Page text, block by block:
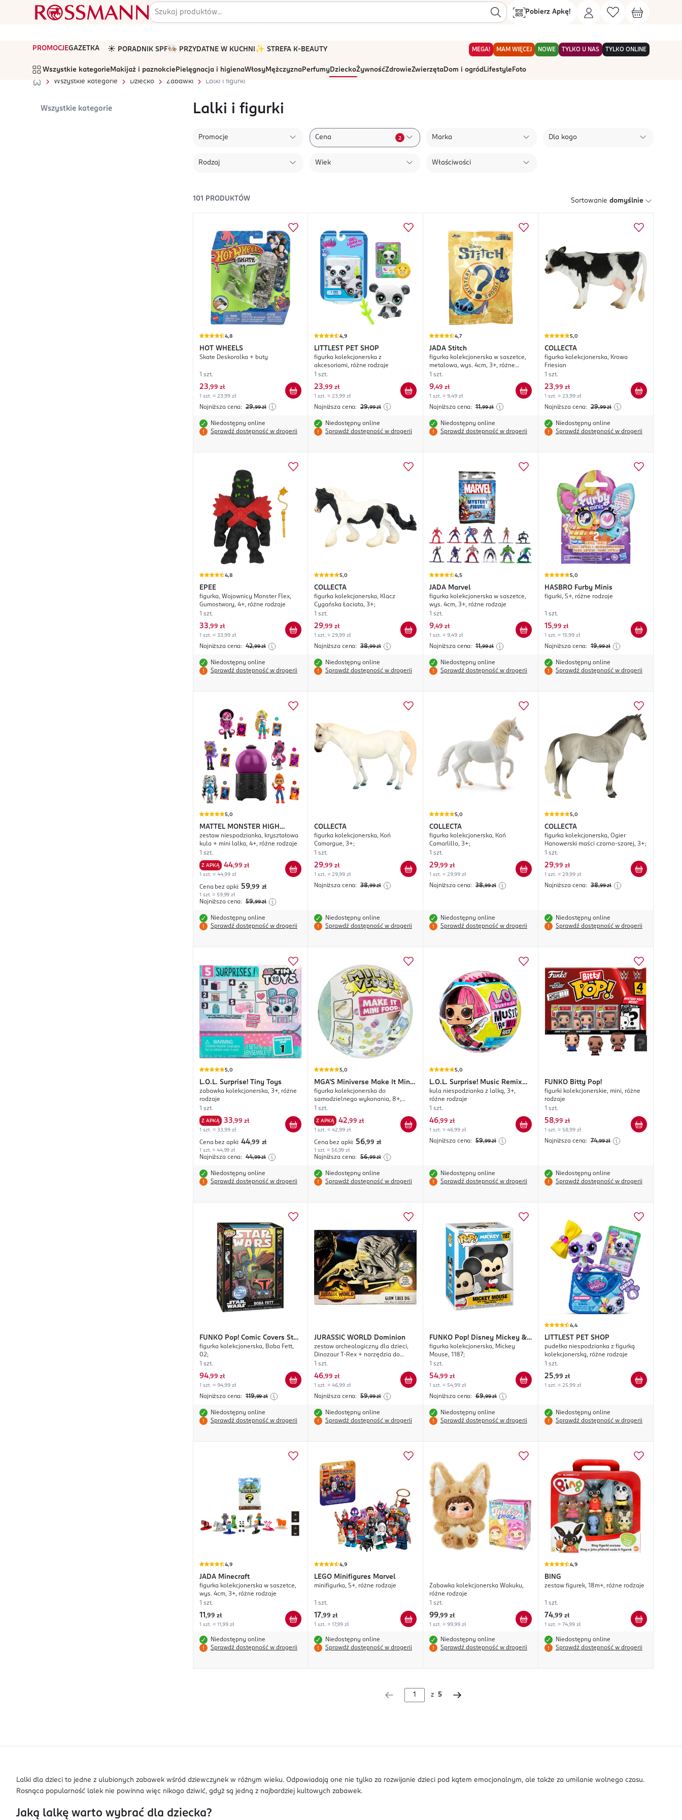
Pobierz Apkę!
PROMOCJEGAZETKA ☀️ PORADNIK SPF🧑🏻‍🍳 PRZYDATNE W KUCHNI ✨ STREFA K-BEAUTY MEGA! MAM WIĘCEJ NOWE TYLKO U NAS TYLKO ONLINE
Wszystkie kategorie Makijaż i paznokcie Pielęgnacja i higienaWłosyMężczyznaPerfumyDzieckoŻywnośćZdrowieZwierzętaDom i ogród Lifestyle Foto
Wszystkie kategorie
Dziecko Zabawki Lalki i figurki
Wszystkie kategorie Lalki i figurki
Promocje Cena 2 Marka Dla kogo
Rodzaj Wiek Właściwości
101 PRODUKTÓW Sortowanie domyślnie
4,8
HOT WHEELS
Skate Deskorolka + buty
1 szt.
23,99 zł
1 szt. = 23,99 zł
Najniższa cena: 29,99 zł
Niedostępny online
Sprawdź dostępność w drogerii
4,9
LITTLEST PET SHOP
figurka kolekcjonerska z
akcesoriami, różne rodzaje
1 szt.
23,99 zł
1 szt. = 23,99 zł
Najniższa cena: 29,99 zł
Niedostępny online
Sprawdź dostępność w drogerii
4,7
JADA Stitch
figurka kolekcjonerska w saszetce,
metalowa, wys. 4cm, 3+, różne
rodzaje
1 szt.
9,49 zł
1 szt. = 9,49 zł
Najniższa cena: 11,99 zł
Niedostępny online
Sprawdź dostępność w drogerii
5,0
COLLECTA
figurka kolekcjonerska, Krowa
Friesian
1 szt.
23,99 zł
1 szt. = 23,99 zł
Najniższa cena: 29,99 zł
Niedostępny online
Sprawdź dostępność w drogerii
4,8
EPEE
figurka, Wojownicy Monster Flex,
Gumostwory, 4+, różne rodzaje
1 szt.
33,99 zł
1 szt. = 33,99 zł
Najniższa cena: 42,99 zł
Niedostępny online
Sprawdź dostępność w drogerii
5,0
COLLECTA
figurka kolekcjonerska, Klacz
Cygańska Łaciata, 3+;
1 szt.
29,99 zł
1 szt. = 29,99 zł
Najniższa cena: 38,99 zł
Niedostępny online
Sprawdź dostępność w drogerii
4,5
JADA Marvel
figurka kolekcjonerska w saszetce,
wys. 4cm, 3+, różne rodzaje
1 szt.
9,49 zł
1 szt. = 9,49 zł
Najniższa cena: 11,99 zł
Niedostępny online
Sprawdź dostępność w drogerii
5,0
HASBRO Furby Minis
figurki, 5+, różne rodzaje
1 szt.
15,99 zł
1 szt. = 15,99 zł
Najniższa cena: 19,99 zł
Niedostępny online
Sprawdź dostępność w drogerii
5,0
MATTEL MONSTER HIGH
Potions
zestaw niespodzianka, kryształowa
kula + mini lalka, 4+, różne rodzaje
1 szt.
Z APKĄ 44,99 zł
1 szt. = 44,99 zł
Cena bez apki: 59,99 zł
1 szt. = 59,99 zł
Najniższa cena: 59,99 zł
Niedostępny online
Sprawdź dostępność w drogerii
COLLECTA
figurka kolekcjonerska, Koń
Camargue, 3+;
1 szt.
29,99 zł
1 szt. = 29,99 zł
Najniższa cena: 38,99 zł
Niedostępny online
Sprawdź dostępność w drogerii
5,0
COLLECTA
figurka kolekcjonerska, Koń
Camarlillo, 3+;
1 szt.
29,99 zł
1 szt. = 29,99 zł
Najniższa cena: 38,99 zł
Niedostępny online
Sprawdź dostępność w drogerii
5,0
COLLECTA
figurka kolekcjonerska, Ogier
Hanowerski maści czarno-szarej, 3+;
1 szt.
29,99 zł
1 szt. = 29,99 zł
Najniższa cena: 38,99 zł
Niedostępny online
Sprawdź dostępność w drogerii
5,0
L.O.L. Surprise! Tiny Toys
zabawka kolekcjonerska, 3+, różne
rodzaje
1 szt.
Z APKĄ 33,99 zł
1 szt. = 33,99 zł
Cena bez apki: 44,99 zł
1 szt. = 44,99 zł
Najniższa cena: 44,99 zł
Niedostępny online
Sprawdź dostępność w drogerii
5,0
MGA'S Miniverse Make It Mini
Food
figurka kolekcjonerska do
samodzielnego wykonania, 8+,
różne rodzaje
1 szt.
Z APKĄ 42,99 zł
1 szt. = 42,99 zł
Cena bez apki: 56,99 zł
1 szt. = 56,99 zł
Najniższa cena: 56,99 zł
Niedostępny online
Sprawdź dostępność w drogerii
5,0
L.O.L. Surprise! Music Remix
Rock
kula niespodzianka z lalką, 3+,
różne rodzaje
1 szt.
46,99 zł
1 szt. = 46,99 zł
Najniższa cena: 59,99 zł
Niedostępny online
Sprawdź dostępność w drogerii
FUNKO Bitty Pop!
figurki kolekcjonerskie, mini, różne
rodzaje
1 szt.
58,99 zł
1 szt. = 58,99 zł
Najniższa cena: 74,99 zł
Niedostępny online
Sprawdź dostępność w drogerii
FUNKO Pop! Comic Covers Star
Wars
figurka kolekcjonerska, Boba Fett,
02;
1 szt.
94,99 zł
1 szt. = 94,99 zł
Najniższa cena: 119,99 zł
Niedostępny online
Sprawdź dostępność w drogerii
JURASSIC WORLD Dominion
zestaw archeologiczny dla dzieci,
Dinozaur T-Rex + narzędzia do
wykopania
1 szt.
46,99 zł
1 szt. = 46,99 zł
Najniższa cena: 59,99 zł
Niedostępny online
Sprawdź dostępność w drogerii
FUNKO Pop! Disney Mickey &
Friends
figurka kolekcjonerska, Mickey
Mouse, 1187;
1 szt.
54,99 zł
1 szt. = 54,99 zł
Najniższa cena: 69,99 zł
Niedostępny online
Sprawdź dostępność w drogerii
4,4
LITTLEST PET SHOP
pudełko niespodzianka z figurką
kolekcjonerską, różne rodzaje
1 szt.
25,99 zł
1 szt. = 25,99 zł
Niedostępny online
Sprawdź dostępność w drogerii
4,9
JADA Minecraft
figurka kolekcjonerska w saszetce,
wys. 4cm, 3+, różne rodzaje
1 szt.
11 ,99 zł
1 szt. = 11,99 zł
Niedostępny online
Sprawdź dostępność w drogerii
4,9
LEGO Minifigures Marvel
minifigurka, 5+, różne rodzaje
1 szt.
17,99 zł
1 szt. = 17,99 zł
Niedostępny online
Sprawdź dostępność w drogerii
Zabawka kolekcjonerska Wakuku,
różne rodzaje
1 szt.
99,99 zł
1 szt. = 99,99 zł
Niedostępny online
Sprawdź dostępność w drogerii
4,9
BING
zestaw figurek, 18m+, różne rodzaje
1 szt.
74,99 zł
1 szt. = 74,99 zł
Niedostępny online
Sprawdź dostępność w drogerii
z 5
Lalki dla dzieci to jedne z ulubionych zabawek wśród dziewczynek w różnym wieku. Odpowiadają one nie tylko za rozwijanie dzieci pod kątem emocjonalnym, ale także za umilanie wolnego czasu.
Rosnąca popularność lalek nie powinna więc nikogo dziwić, gdyż są jedną z najbardziej kultowych zabawek.
Jaką lalkę warto wybrać dla dziecka?